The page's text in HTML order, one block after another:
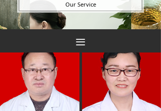
医院动态
院务公开
就医指南
名医风采
心血管内科
Our Service
끀